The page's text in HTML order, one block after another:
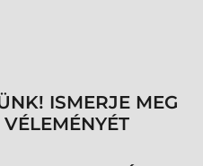
ISMERJE MEG